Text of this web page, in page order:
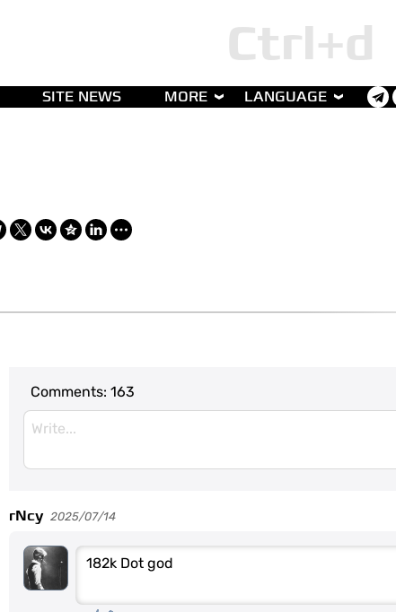
SITE NEWS MORE LANGUAGE
Comments: 163
rNcy 2025/07/14
182k Dot god